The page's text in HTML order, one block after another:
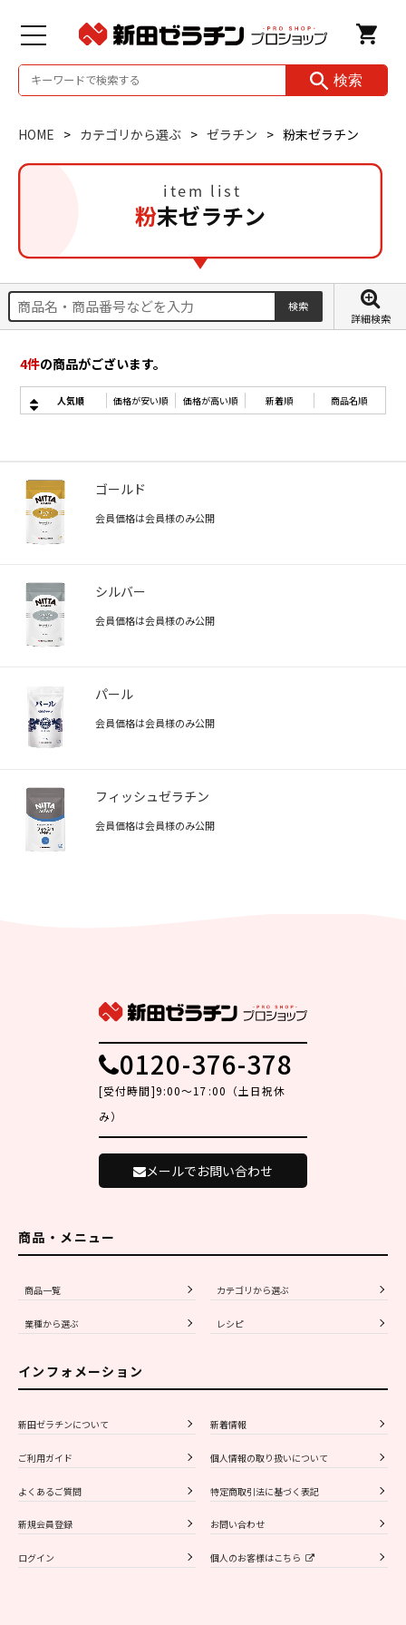
検索
HOME カテゴリから選ぶ ゼラチン 粉末ゼラチン
粉末ゼラチン
詳細検索
4件の商品がございます。
人気順 価格が安い順 価格が高い順 新着順 商品名順
ゴールド
会員価格は会員様のみ公開
シルバー
会員価格は会員様のみ公開
パール
会員価格は会員様のみ公開
フィッシュゼラチン
会員価格は会員様のみ公開
0120-376-378
[受付時間]9:00～17:00（土日祝休
み）
メールでお問い合わせ
商品・メニュー
商品一覧 カテゴリから選ぶ
業種から選ぶ レシピ
インフォメーション
新田ゼラチンについて 新着情報
ご利用ガイド 個人情報の取り扱いについて
よくあるご質問 特定商取引法に基づく表記
新規会員登録 お問い合わせ
ログイン 個人のお客様はこちら